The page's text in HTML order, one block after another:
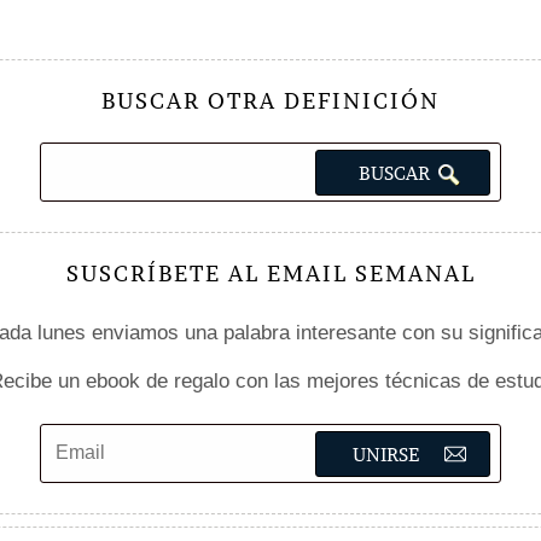
BUSCAR OTRA DEFINICIÓN
SUSCRÍBETE AL EMAIL SEMANAL
lunes enviamos una palabra interesante con su
un ebook de regalo con las mejores técnicas de